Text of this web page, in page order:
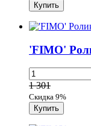
'FIMO'
1 301
Скидка 9%